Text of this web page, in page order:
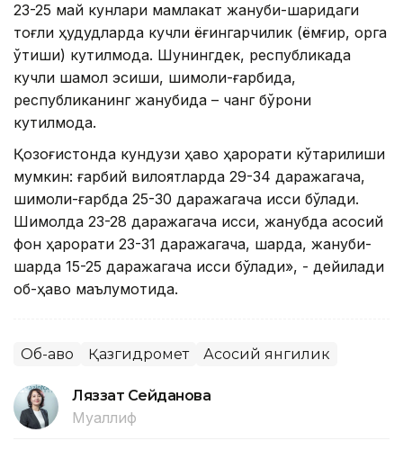
23-25 май кунлари мамлакат жануби-шарқидаги
тоғли ҳудудларда кучли ёғингарчилик (ёмғир, қорга
ўтиши) кутилмоқда. Шунингдек, республикада
кучли шамол эсиши, шимоли-ғарбида,
республиканинг жанубида – чанг бўрони
кутилмоқда.
Қозоғистонда кундузи ҳаво ҳарорати кўтарилиши
мумкин: ғарбий вилоятларда 29-34 даражагача,
шимоли-ғарбда 25-30 даражагача иссиқ бўлади.
Шимолда 23-28 даражагача иссиқ, жанубда асосий
фон ҳарорати 23-31 даражагача, шарқда, жануби-
шарқда 15-25 даражагача иссиқ бўлади», - дейилади
об-ҳаво маълумотида.
Об-ҳаво Қазгидромет Асосий янгилик
Ляззат Сейданова
Муаллиф